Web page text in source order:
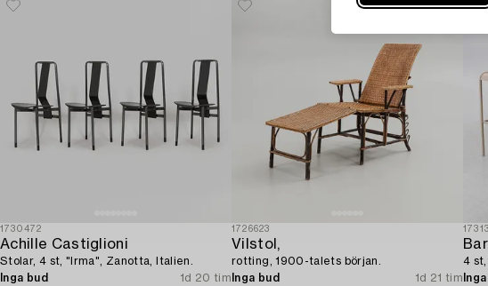
1730472
Achille Castiglioni
Stolar, 4 st, "Irma", Zanotta, Italien.
Inga bud
1d 20 tim
1726623
Vilstol,
rotting, 1900-talets början.
Inga bud
1d 21 tim
4 st,